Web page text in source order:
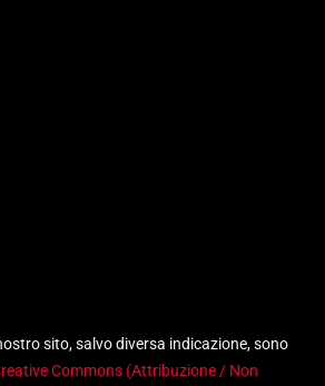
sito, salvo diversa indicazione, sono
Commons (Attribuzione / Non